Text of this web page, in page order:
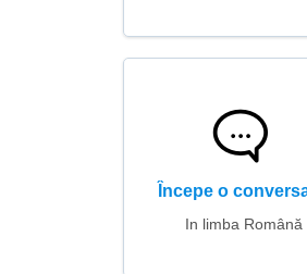
Începe o
In limba Română